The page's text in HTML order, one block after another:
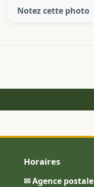
Notez cette photo
Horaires
✉ Agence postale